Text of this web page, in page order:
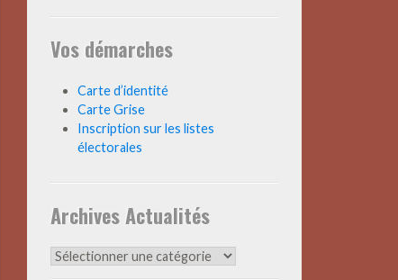
Vos démarches
Carte d’identité
Carte Grise
Inscription sur les listes
électorales
Archives Actualités
Archives